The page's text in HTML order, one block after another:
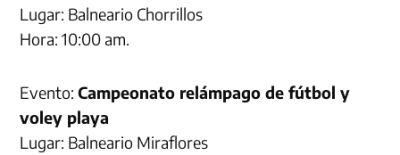
Lugar: Balneario Chorrillos
Hora: 10:00 am.
Evento:Campeonato relámpago de fútbol y
voley playa
Lugar: Balneario Miraflores